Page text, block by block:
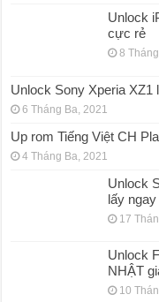
Unlock
cực rẻ
8
Unlock Sony Xperia XZ1
6 Tháng Ba, 2021
Up rom Tiếng Việt CH
4 Tháng Ba, 2021
Unlock
lấy
17
Unlock
NHẬT
10